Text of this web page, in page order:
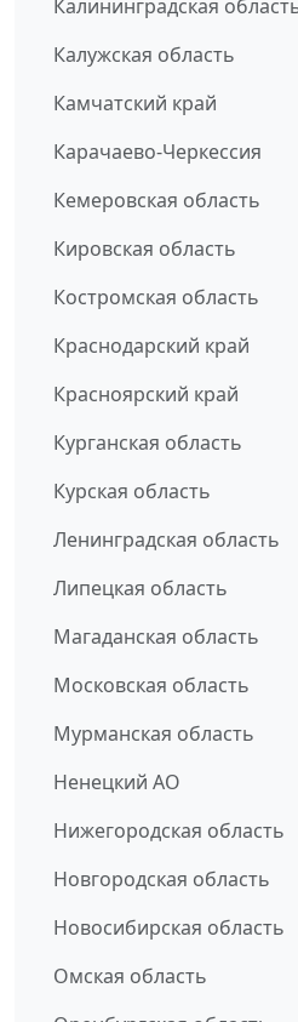
Калининградская
Калужская область
Камчатский край
Карачаево-Черкессия
Кемеровская область
Кировская область
Костромская область
Краснодарский край
Красноярский край
Курганская область
Курская область
Ленинградская область
Липецкая область
Магаданская область
Московская область
Мурманская область
Ненецкий АО
Нижегородская область
Новгородская область
Новосибирская область
Омская область